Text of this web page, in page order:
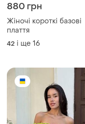
880 грн
Жіночі короткі базові
плаття
42 і ще 16